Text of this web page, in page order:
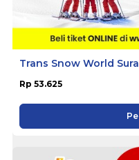
Trans Snow World
Rp 53.625